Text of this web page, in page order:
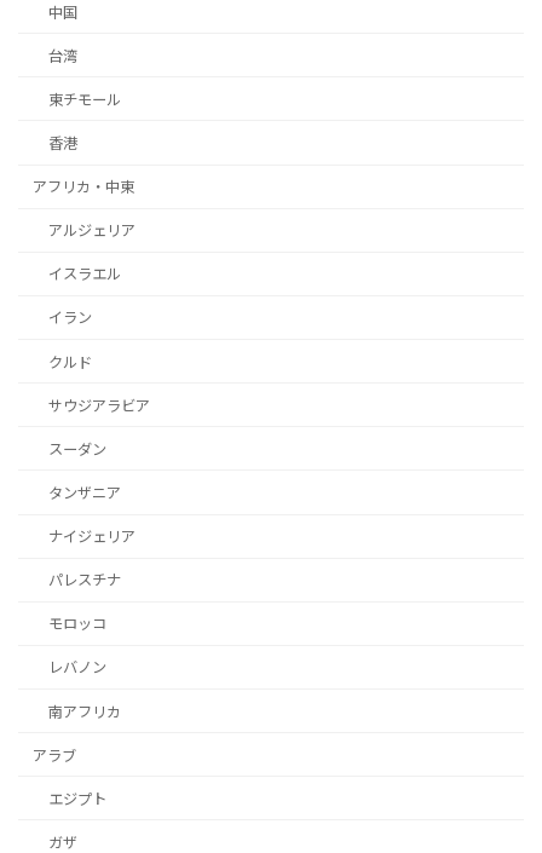
中国
台湾
東チモール
香港
アフリカ・中東
アルジェリア
イスラエル
イラン
クルド
サウジアラビア
スーダン
タンザニア
ナイジェリア
パレスチナ
モロッコ
レバノン
南アフリカ
アラブ
エジプト
ガザ